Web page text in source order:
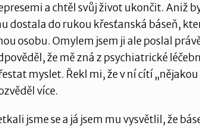
a chtěl svůj život ukončit. Aniž
dostala do rukou křesťanská báseň,
osobu. Omylem jsem ji ale poslal
že mě zná z psychiatrické
myslet. Řekl mi, že v ní cítí „nějakou
více.
jsme se a já jsem mu vysvětlil, že